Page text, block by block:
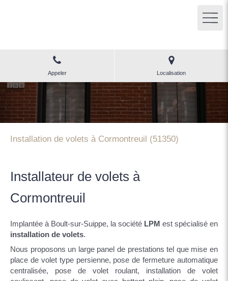
Appeler Localisation
Installation de volets à Cormontreuil (51350)
Installateur de volets à
Cormontreuil
Implantée à Boult-sur-Suippe, la société LPM est spécialisé en
installation de volets.
Nous proposons un large panel de prestations tel que mise en
place de volet type persienne, pose de fermeture automatique
centralisée, pose de volet roulant, installation de volet